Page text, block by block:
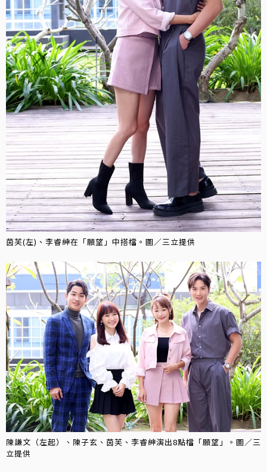
茵芙(左)、李睿紳在「願望」中搭檔。圖／三立提供
陳謙文（左起）、陳子玄、茵芙、李睿紳演出8點檔「願望」。圖／三
立提供